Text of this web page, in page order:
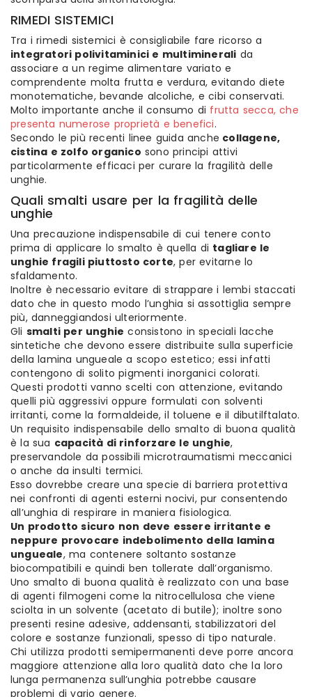
RIMEDI SISTEMICI
Tra i rimedi sistemici è consigliabile fare ricorso a
integratori polivitaminici e multiminerali da
associare a un regime alimentare variato e
comprendente molta frutta e verdura, evitando diete
monotematiche, bevande alcoliche, e cibi conservati.
Molto importante anche il consumo di frutta secca, che
presenta numerose proprietà e benefici.
Secondo le più recenti linee guida anche collagene,
cistina e zolfo organico sono principi attivi
particolarmente efficaci per curare la fragilità delle
unghie.
Quali smalti usare per la fragilità delle
unghie
Una precauzione indispensabile di cui tenere conto
prima di applicare lo smalto è quella di tagliare le
unghie fragili piuttosto corte, per evitarne lo
sfaldamento.
Inoltre è necessario evitare di strappare i lembi staccati
dato che in questo modo l’unghia si assottiglia sempre
più, danneggiandosi ulteriormente.
Gli smalti per unghie consistono in speciali lacche
sintetiche che devono essere distribuite sulla superficie
della lamina ungueale a scopo estetico; essi infatti
contengono di solito pigmenti inorganici colorati.
Questi prodotti vanno scelti con attenzione, evitando
quelli più aggressivi oppure formulati con solventi
irritanti, come la formaldeide, il toluene e il dibutilftalato.
Un requisito indispensabile dello smalto di buona qualità
è la sua capacità di rinforzare le unghie,
preservandole da possibili microtraumatismi meccanici
o anche da insulti termici.
Esso dovrebbe creare una specie di barriera protettiva
nei confronti di agenti esterni nocivi, pur consentendo
all’unghia di respirare in maniera fisiologica.
Un prodotto sicuro non deve essere irritante e
neppure provocare indebolimento della lamina
ungueale, ma contenere soltanto sostanze
biocompatibili e quindi ben tollerate dall’organismo.
Uno smalto di buona qualità è realizzato con una base
di agenti filmogeni come la nitrocellulosa che viene
sciolta in un solvente (acetato di butile); inoltre sono
presenti resine adesive, addensanti, stabilizzatori del
colore e sostanze funzionali, spesso di tipo naturale.
Chi utilizza prodotti semipermanenti deve porre ancora
maggiore attenzione alla loro qualità dato che la loro
lunga permanenza sull’unghia potrebbe causare
problemi di vario genere.